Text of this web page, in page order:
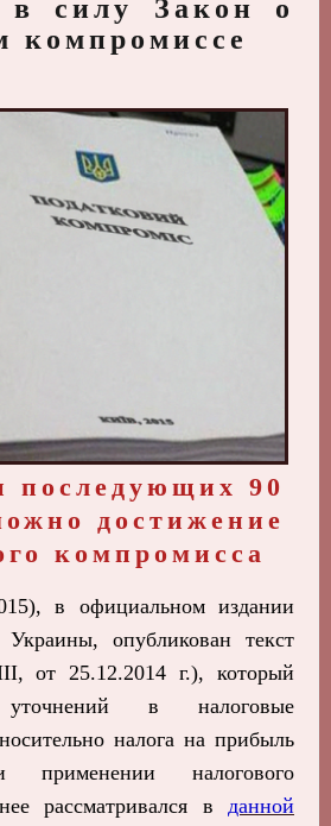
в силу Закон о
компромиссе
последующих 90
достижение
компромисса
в официальном издании
опубликован текст
от 25.12.2014 г.), который
в налоговые
налога на прибыль
налогового
рассматривался в данной